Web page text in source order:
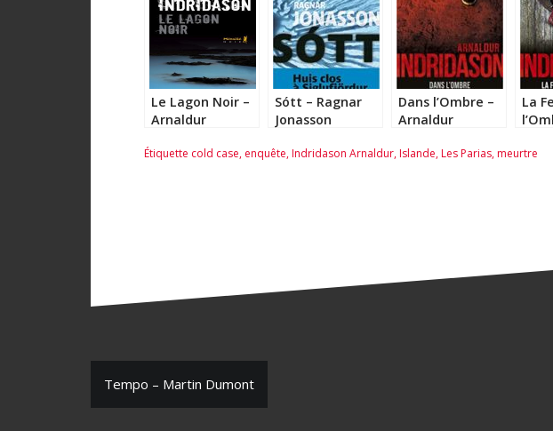
Le Lagon Noir –
Arnaldur
Sótt – Ragnar
Jonasson
Dans l’Ombre –
Arnaldur
La
Étiquette cold case, enquête,Indridason Arnaldur,Islande,Les Parias,meurtre
N
Tempo – Martin Dumont